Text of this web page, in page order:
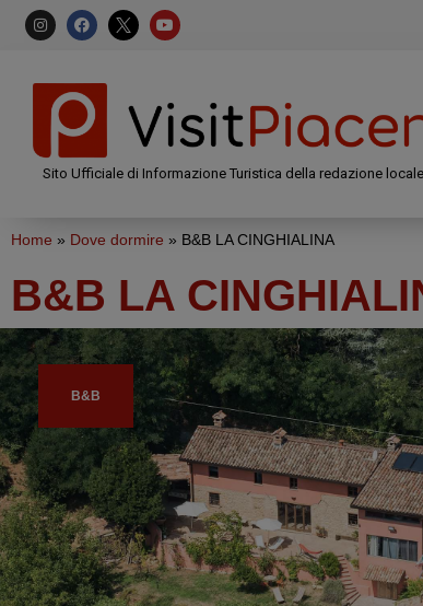
Sito Ufficiale di Informazione Turistica della redazione
Home » Dove dormire » B&B LA CINGHIALINA
B&B LA
B&B